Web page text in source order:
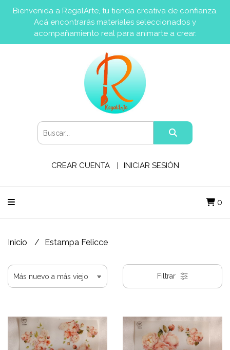
Bienvenida a RegalArte, tu tienda creativa de confianza.
Acá encontrarás materiales seleccionados y
acompañamiento real para animarte a crear.
CREAR CUENTA INICIAR SESIÓN
0
Inicio Estampa Felicce
Filtrar